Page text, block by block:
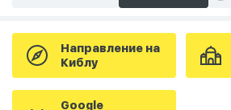
Направление на
Киблу
Google